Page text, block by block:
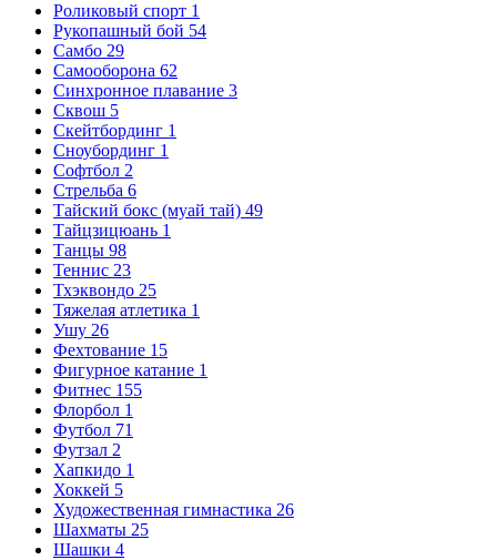
Роликовый спорт 1
Рукопашный бой 54
Самбо 29
Самооборона 62
Синхронное плавание 3
Сквош 5
Скейтбординг 1
Сноубординг 1
Софтбол 2
Стрельба 6
Тайский бокс (муай тай) 49
Тайцзицюань 1
Танцы 98
Теннис 23
Тхэквондо 25
Тяжелая атлетика 1
Ушу 26
Фехтование 15
Фигурное катание 1
Фитнес 155
Флорбол 1
Футбол 71
Футзал 2
Хапкидо 1
Хоккей 5
Художественная гимнастика 26
Шахматы 25
Шашки 4